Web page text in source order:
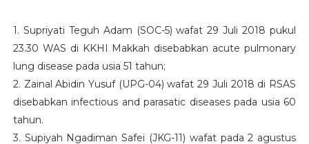
1. Supriyati Teguh Adam (SOC-5) wafat 29 Juli 2018 pukul
23.30 WAS di KKHI Makkah disebabkan acute pulmonary
lung disease pada usia 51 tahun;
2. Zainal Abidin Yusuf (UPG-04) wafat 29 Juli 2018 di RSAS
disebabkan infectious and parasatic diseases pada usia 60
tahun.
3. Supiyah Ngadiman Safei (JKG-11) wafat pada 2 agustus